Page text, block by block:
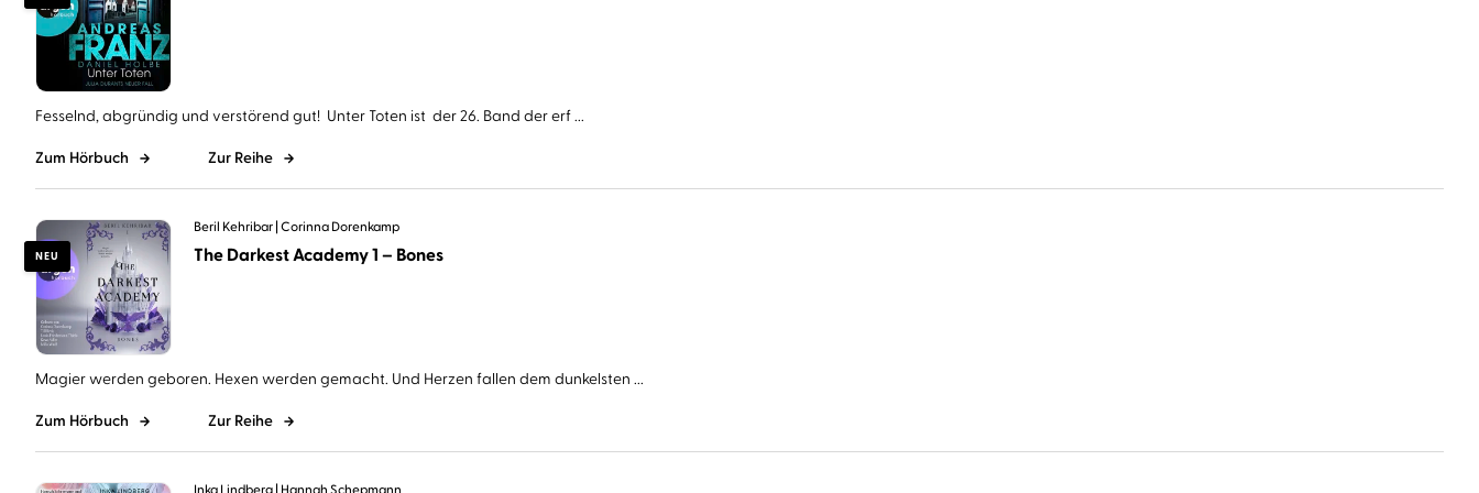
Fesselnd, abgründig und verstörend gut! Unter Toten ist der 26. Band der erf ...
Zum Hörbuch Zur Reihe
NEU
Beril Kehribar Corinna Dorenkamp
The Darkest Academy 1 – Bones
Magier werden geboren. Hexen werden gemacht. Und Herzen fallen dem dunkelsten ...
Zum Hörbuch Zur Reihe
Inka Lindberg Hannah Schepmann